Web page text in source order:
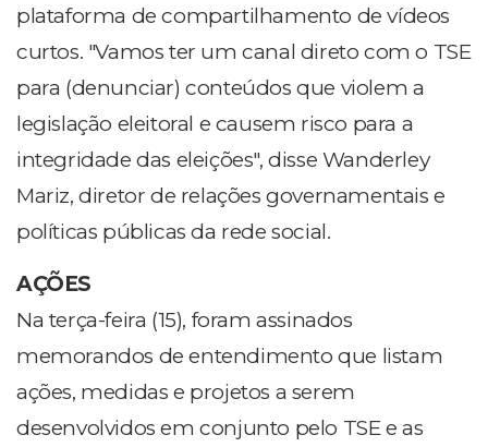
plataforma de compartilhamento de vídeos
curtos. "Vamos ter um canal direto com o TSE
para (denunciar) conteúdos que violem a
legislação eleitoral e causem risco para a
integridade das eleições", disse Wanderley
Mariz, diretor de relações governamentais e
políticas públicas da rede social.
AÇÕES
Na terça-feira (15), foram assinados
memorandos de entendimento que listam
ações, medidas e projetos a serem
desenvolvidos em conjunto pelo TSE e as